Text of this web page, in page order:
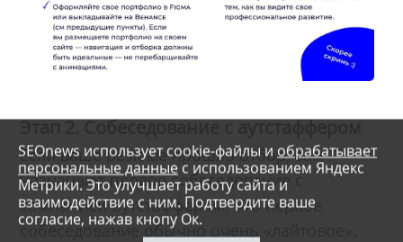
Этап 2. Собеседование с аутстаффером
Если ваше резюме прошло отбор, вам
назначают первое собеседование с
компанией-аутстаффером. Это первое
собеседование обычно очень «лайтовое»,
SEOnews использует cookie-файлы и обрабатывает
персональные данные с использованием Яндекс
Метрики. Это улучшает работу сайта и
взаимодействие с ним. Подтвердите ваше
согласие, нажав кнопу Ок.